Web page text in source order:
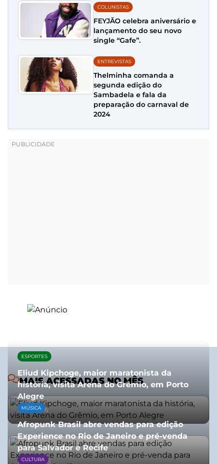
COLUNISTAS
FEYJÃO celebra aniversário e
lançamento do seu novo
single “Gafe”.
ENTREVISTAS
Thelminha comanda a
segunda edição do
Sambadela e fala da
preparação do carnaval de
2024
MAIS ACESSADAS NO MÊS
ESPORTES
Eliud Kipchoge, maior maratonista da
história, visita Arena do Grêmio, em Porto
Alegre
10/07/2026
MÚSICA
Afropunk Brasil abre vendas para edição
Experience no Rio de Janeiro e pré-venda
para Salvador e Recife
03/08/2026
CULTURA